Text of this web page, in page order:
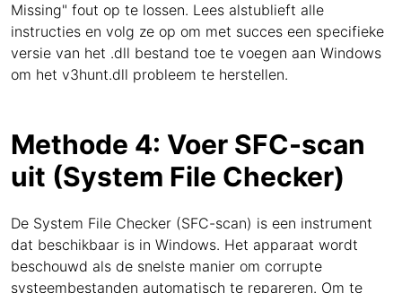
Missing" fout op te lossen. Lees alstublieft alle
instructies en volg ze op om met succes een specifieke
versie van het .dll bestand toe te voegen aan Windows
om het v3hunt.dll probleem te herstellen.
Methode 4: Voer SFC-scan
uit (System File Checker)
De System File Checker (SFC-scan) is een instrument
dat beschikbaar is in Windows. Het apparaat wordt
beschouwd als de snelste manier om corrupte
systeembestanden automatisch te repareren. Om te